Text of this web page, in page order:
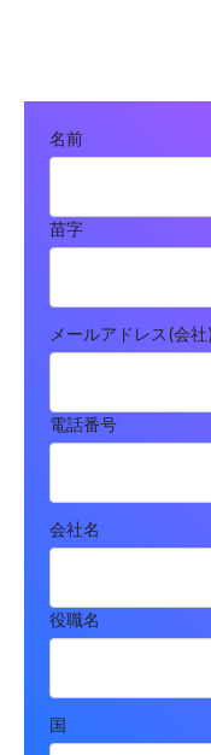
名前
苗字
メールアドレス(会社)
電話番号
会社名
役職名
国